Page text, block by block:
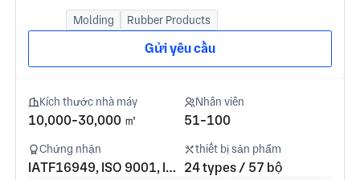
Molding Rubber Products
Gửi yêu cầu
Kích thước nhà máy
10,000-30,000 ㎡
Nhân viên
51-100
Chứng nhận
IATF16949, ISO 9001, ISO 14001, ISO 45001
thiết bị sản phẩm
24 types / 57 bộ